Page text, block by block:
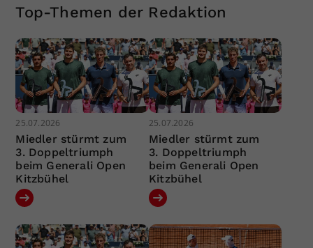
Top-Themen der Redaktion
25.07.2026
Miedler stürmt zum
3. Doppeltriumph
beim Generali Open
Kitzbühel
25.07.2026
Miedler stürmt zum
3. Doppeltriumph
beim Generali Open
Kitzbühel